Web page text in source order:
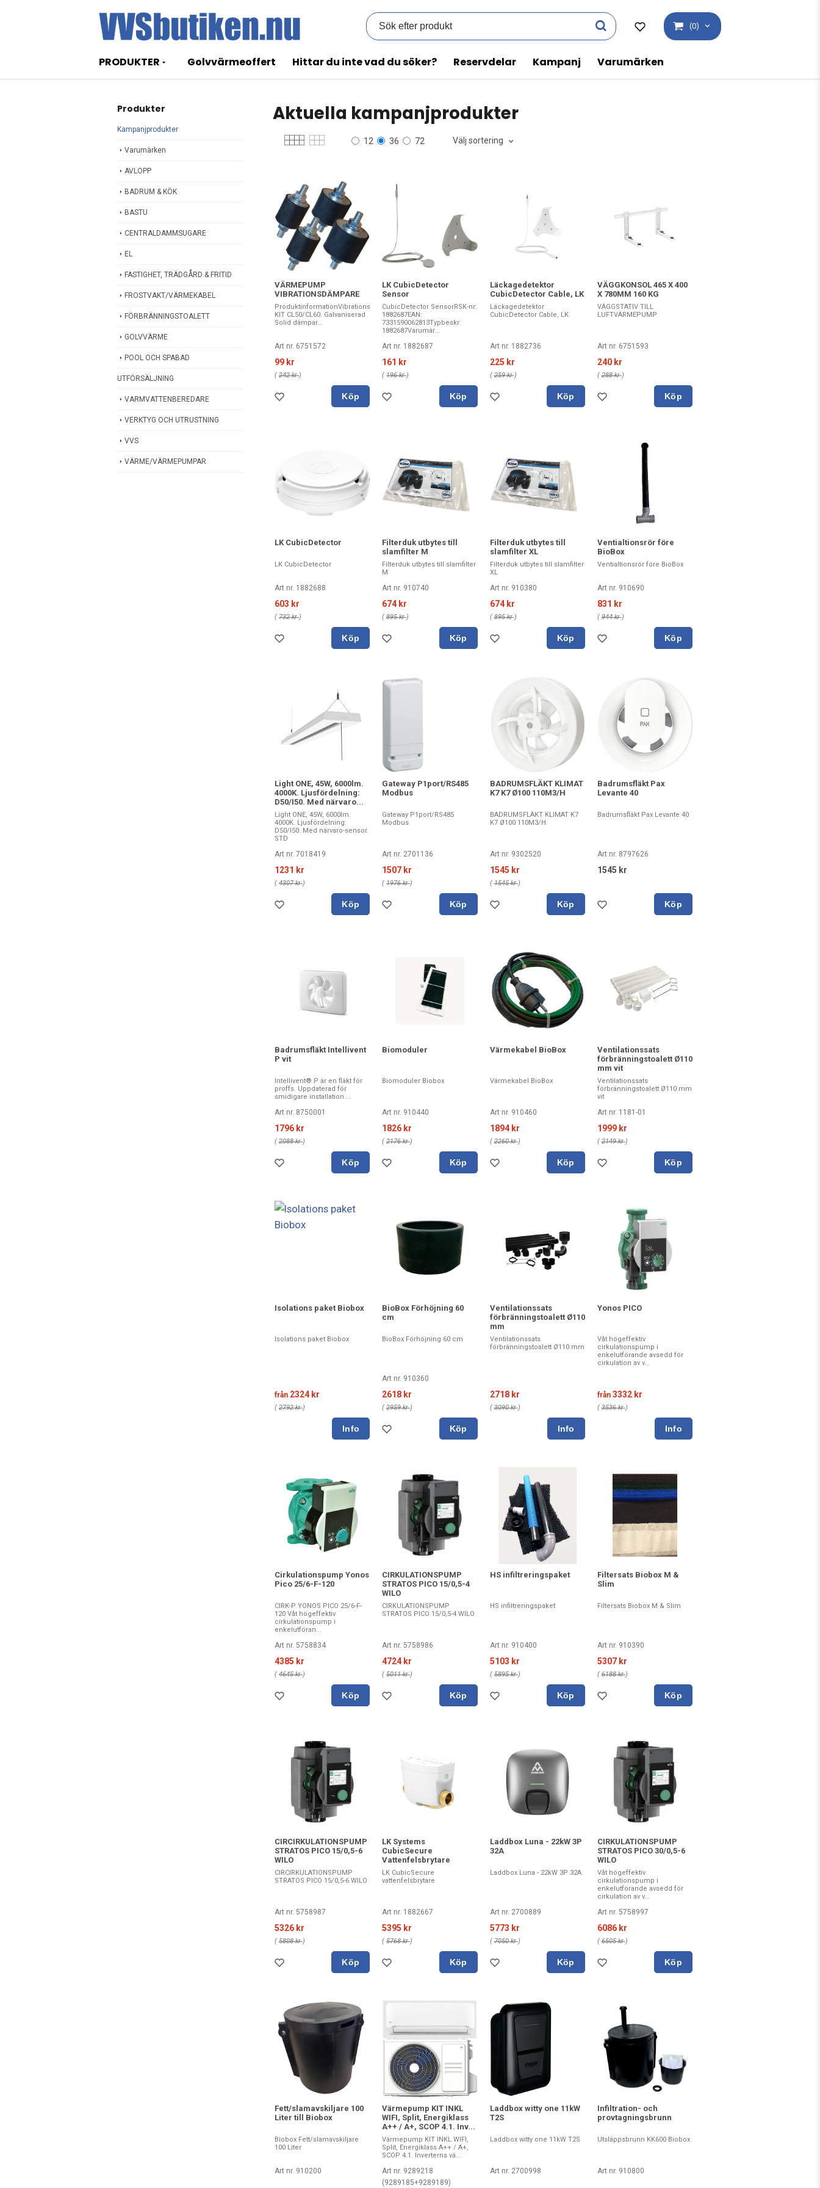
(0)
PRODUKTER Golvvärmeoffert Hittar du inte vad du söker? Reservdelar Kampanj Varumärken
Produkter
Kampanjprodukter
Varumärken
AVLOPP
BADRUM & KÖK
BASTU
CENTRALDAMMSUGARE
EL
FASTIGHET, TRÄDGÅRD & FRITID
FROSTVAKT/VÄRMEKABEL
FÖRBRÄNNINGSTOALETT
GOLVVÄRME
POOL OCH SPABAD
UTFÖRSÄLJNING
VARMVATTENBEREDARE
VERKTYG OCH UTRUSTNING
VVS
VÄRME/VÄRMEPUMPAR
Aktuella kampanjprodukter
12 36 72 Välj sortering
VÄRMEPUMP
VIBRATIONSDÄMPARE
ProduktinformationVibrationsdämpare
KIT CL50/CL60. Galvaniserad
Solid dämpar...
Art nr. 6751572
99 kr
( 242 kr)
Köp
LK CubicDetector
Sensor
CubicDetector SensorRSK-nr:
1882687EAN:
7331590062813Typbeskr:
1882687Varumär...
Art nr. 1882687
161 kr
(196 kr)
Köp
Läckagedetektor
CubicDetector Cable, LK
Läckagedetektor
CubicDetector Cable, LK
Art nr. 1882736
225 kr
(259 kr)
Köp
VÄGGKONSOL 465 X 400
X 780MM 160 KG
VÄGGSTATIV TILL
LUFTVÄRMEPUMP
Art nr. 6751593
240 kr
(288 kr)
Köp
LK CubicDetector
LK CubicDetector
Art nr. 1882688
603 kr
( 732 kr)
Köp
Filterduk utbytes till
slamfilter M
Filterduk utbytes till slamfilter
M
Art nr. 910740
674 kr
(895 kr)
Köp
Filterduk utbytes till
slamfilter XL
Filterduk utbytes till slamfilter
XL
Art nr. 910380
674 kr
(895 kr)
Köp
Ventialtionsrör före
BioBox
Ventialtionsrör före BioBox
Art nr. 910690
831 kr
(944 kr)
Köp
Light ONE, 45W, 6000lm.
4000K. Ljusfördelning:
D50/I50. Med närvaro...
Light ONE, 45W, 6000lm.
4000K. Ljusfördelning:
D50/I50. Med närvaro-sensor.
STD
Art nr. 7018419
1231 kr
( 4307 kr)
Köp
Gateway P1port/RS485
Modbus
Gateway P1port/RS485
Modbus
Art nr. 2701136
1507 kr
(1976 kr)
Köp
BADRUMSFLÄKT KLIMAT
K7 K7 Ø100 110M3/H
BADRUMSFLÄKT KLIMAT K7
K7 Ø100 110M3/H
Art nr. 9302520
1545 kr
(1545 kr)
Köp
Badrumsfläkt Pax
Levante 40
Badrumsfläkt Pax Levante 40
Art nr. 8797626
1545 kr
Köp
Badrumsfläkt Intellivent
P vit
Intellivent® P är en fläkt för
proffs. Uppdaterad för
smidigare installation....
Art nr. 8750001
1796 kr
( 2088 kr)
Köp
Biomoduler
Biomoduler Biobox
Art nr. 910440
1826 kr
(2176 kr)
Köp
Värmekabel BioBox
Värmekabel BioBox
Art nr. 910460
1894 kr
(2260 kr)
Köp
Ventilationssats
förbränningstoalett Ø110
mm vit
Ventilationssats
förbränningstoalett Ø110 mm
vit
Art nr. 1181-01
1999 kr
(2149 kr)
Köp
Isolations paket Biobox
Isolations paket Biobox
från 2324 kr
( 2792 kr)
BioBox Förhöjning 60
cm
BioBox Förhöjning 60 cm
Art nr. 910360
2618 kr
(2959 kr)
Köp
Ventilationssats
förbränningstoalett Ø110
mm
Ventilationssats
förbränningstoalett Ø110 mm
2718 kr
(3090 kr)
Yonos PICO
Våt högeffektiv
cirkulationspump i
enkelutförande avsedd för
cirkulation av v...
från3332 kr
(3536 kr)
Cirkulationspump Yonos
Pico 25/6-F-120
CIRK-P YONOS PICO 25/6-F-
120 Våt högeffektiv
cirkulationspump i
enkelutföran...
Art nr. 5758834
4385 kr
( 4645 kr)
Köp
CIRKULATIONSPUMP
STRATOS PICO 15/0,5-4
WILO
CIRKULATIONSPUMP
STRATOS PICO 15/0,5-4 WILO
Art nr. 5758986
4724 kr
(5011 kr)
Köp
HS infiltreringspaket
HS infiltreringspaket
Art nr. 910400
5103 kr
(5895 kr)
Köp
Filtersats Biobox M &
Slim
Filtersats Biobox M & Slim
Art nr. 910390
5307 kr
(6188 kr)
Köp
CIRCIRKULATIONSPUMP
STRATOS PICO 15/0,5-6
WILO
CIRCIRKULATIONSPUMP
STRATOS PICO 15/0,5-6 WILO
Art nr. 5758987
5326 kr
( 5808 kr)
Köp
LK Systems
CubicSecure
Vattenfelsbrytare
LK CubicSecure
vattenfelsbrytare
Art nr. 1882667
5395 kr
(5768 kr)
Köp
Laddbox Luna - 22kW 3P
32A
Laddbox Luna - 22kW 3P 32A
Art nr. 2700889
5773 kr
(7050 kr)
Köp
CIRKULATIONSPUMP
STRATOS PICO 30/0,5-6
WILO
Våt högeffektiv
cirkulationspump i
enkelutförande avsedd för
cirkulation av v...
Art nr. 5758997
6086 kr
(6505 kr)
Köp
Fett/slamavskiljare 100
Liter till Biobox
Biobox Fett/slamavskiljare
100 Liter
Art nr. 910200
Värmepump KIT INKL
WIFI, Split, Energiklass
A++ / A+, SCOP 4.1. Inv...
Värmepump KIT INKL WIFI,
Split, Energiklass A++ / A+,
SCOP 4.1. Inverterns vä...
Art nr. 9289218
(9289185+9289189)
Laddbox witty one 11kW
T2S
Laddbox witty one 11kW T2S
Art nr. 2700998
Infiltration- och
provtagningsbrunn
Utsläppsbrunn KK600 Biobox
Art nr. 910800